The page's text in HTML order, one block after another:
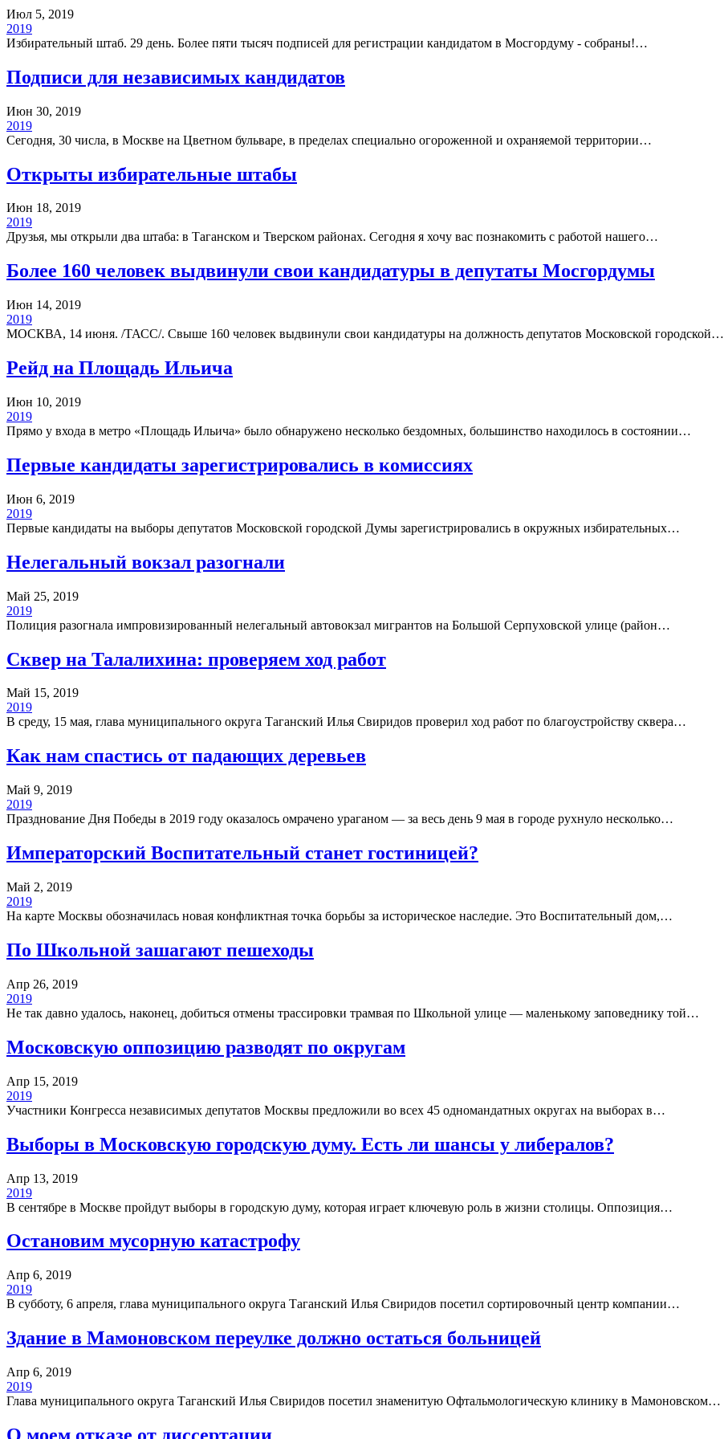
Июл 5, 2019
2019
Избирательный штаб. 29 день. Более пяти тысяч подписей для регистрации кандидатом в Мосгордуму - собраны!…
Подписи для независимых кандидатов
Июн 30, 2019
2019
Сегодня, 30 числа, в Москве на Цветном бульваре, в пределах специально огороженной и охраняемой территории…
Открыты избирательные штабы
Июн 18, 2019
2019
Друзья, мы открыли два штаба: в Таганском и Тверском районах. Сегодня я хочу вас познакомить с работой нашего…
Более 160 человек выдвинули свои кандидатуры в депутаты Мосгордумы
Июн 14, 2019
2019
МОСКВА, 14 июня. /ТАСС/. Свыше 160 человек выдвинули свои кандидатуры на должность депутатов Московской городской…
Рейд на Площадь Ильича
Июн 10, 2019
2019
Прямо у входа в метро «Площадь Ильича» было обнаружено несколько бездомных, большинство находилось в состоянии…
Первые кандидаты зарегистрировались в комиссиях
Июн 6, 2019
2019
Первые кандидаты на выборы депутатов Московской городской Думы зарегистрировались в окружных избирательных…
Нелегальный вокзал разогнали
Май 25, 2019
2019
Полиция разогнала импровизированный нелегальный автовокзал мигрантов на Большой Серпуховской улице (район…
Сквер на Талалихина: проверяем ход работ
Май 15, 2019
2019
В среду, 15 мая, глава муниципального округа Таганский Илья Свиридов проверил ход работ по благоустройству сквера…
Как нам спастись от падающих деревьев
Май 9, 2019
2019
Празднование Дня Победы в 2019 году оказалось омрачено ураганом — за весь день 9 мая в городе рухнуло несколько…
Императорский Воспитательный станет гостиницей?
Май 2, 2019
2019
На карте Москвы обозначилась новая конфликтная точка борьбы за историческое наследие. Это Воспитательный дом,…
По Школьной зашагают пешеходы
Апр 26, 2019
2019
Не так давно удалось, наконец, добиться отмены трассировки трамвая по Школьной улице — маленькому заповеднику той…
Московскую оппозицию разводят по округам
Апр 15, 2019
2019
Участники Конгресса независимых депутатов Москвы предложили во всех 45 одномандатных округах на выборах в…
Выборы в Московскую городскую думу. Есть ли шансы у либералов?
Апр 13, 2019
2019
В сентябре в Москве пройдут выборы в городскую думу, которая играет ключевую роль в жизни столицы. Оппозиция…
Остановим мусорную катастрофу
Апр 6, 2019
2019
В субботу, 6 апреля, глава муниципального округа Таганский Илья Свиридов посетил сортировочный центр компании…
Здание в Мамоновском переулке должно остаться больницей
Апр 6, 2019
2019
Глава муниципального округа Таганский Илья Свиридов посетил знаменитую Офтальмологическую клинику в Мамоновском…